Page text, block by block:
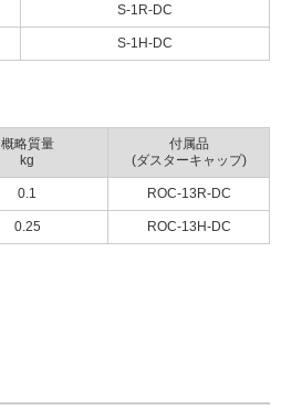
S-1R-DC
S-1H-DC
概略質量
kg
付属品
(ダスターキャップ)
0.1 ROC-13R-DC
0.25 ROC-13H-DC